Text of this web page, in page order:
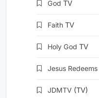
God TV
Faith TV
Holy God TV
Jesus Redeems
JDMTV (TV)